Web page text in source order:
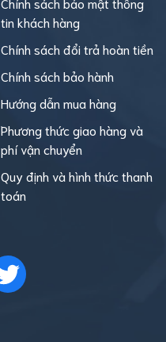
tin khách hàng
Chính sách đổi trả hoàn tiền
Chính sách bảo hành
Hướng dẫn mua hàng
Phương thức giao hàng và
phí vận chuyển
Quy định và hình thức thanh
toán